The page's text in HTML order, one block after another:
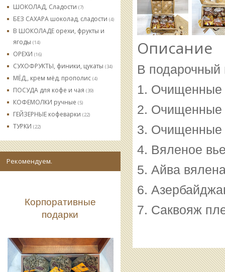
ШОКОЛАД, Сладости (7)
БЕЗ САХАРА шоколад, сладости (4)
В ШОКОЛАДЕ орехи, фрукты и
ягоды (14)
ОРЕХИ (16)
СУХОФРУКТЫ, финики, цукаты (34)
МЁД,, крем мёд, прополис (4)
ПОСУДА для кофе и чая (39)
КОФЕМОЛКИ ручные (5)
ГЕЙЗЕРНЫЕ кофеварки (22)
ТУРКИ (22)
Рекомендуем.
Корпоративные
подарки
Описание
В подарочный
1. Очищенные
2. Очищенные
3. Очищенные
4. Вяленое
5. Айва
6.
7. Саквояж